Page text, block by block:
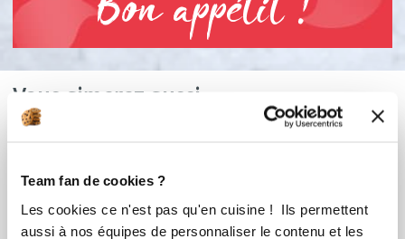
Team fan de cookies ?
Les cookies ce n'est pas qu'en cuisine ! Ils permettent
aussi à nos équipes de personnaliser le contenu et les
Bon appétit !
Vous aimerez aussi ...